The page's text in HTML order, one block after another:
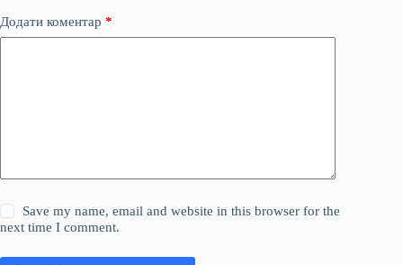
Додати коментар *
Save my name, email and website in this browser for the
next time I comment.